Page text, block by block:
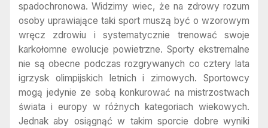
spadochronowa. Widzimy wiec, że na zdrowy rozum
osoby uprawiające taki sport muszą być o wzorowym
wręcz zdrowiu i systematycznie trenować swoje
karkołomne ewolucje powietrzne. Sporty ekstremalne
nie są obecne podczas rozgrywanych co cztery lata
igrzysk olimpijskich letnich i zimowych. Sportowcy
mogą jedynie ze sobą konkurować na mistrzostwach
świata i europy w różnych kategoriach wiekowych.
Jednak aby osiągnąć w takim sporcie dobre wyniki